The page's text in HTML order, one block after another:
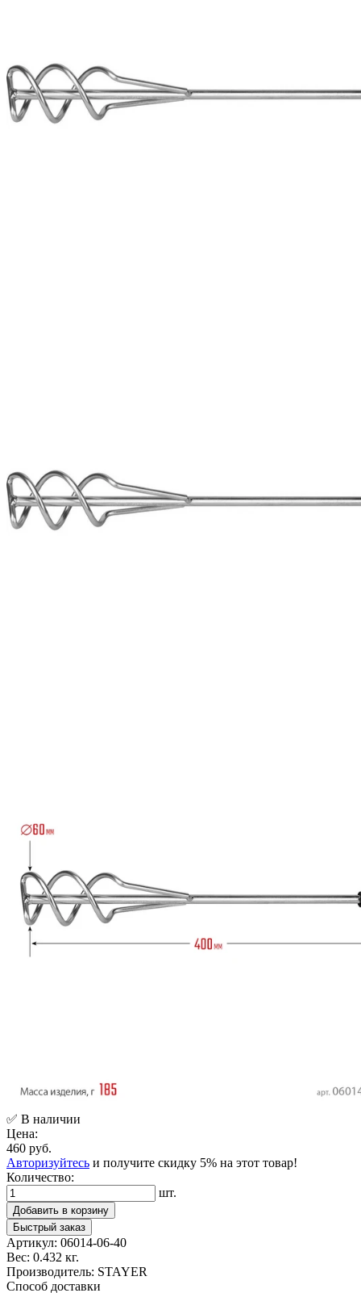
✅ В наличии
Цена:
460 руб.
Авторизуйтесь и получите скидку 5% на этот товар!
Количество:
шт.
Добавить в корзину
Быстрый заказ
Артикул: 06014-06-40
Вес: 0.432 кг.
Производитель: STAYER
Способ доставки